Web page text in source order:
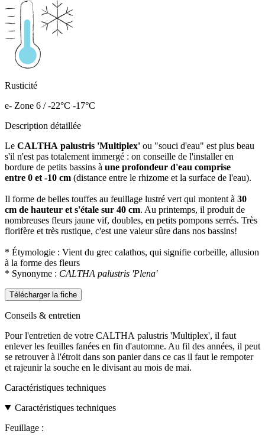
Rusticité
e- Zone 6 / -22°C -17°C
Description détaillée
Le CALTHA palustris 'Multiplex' ou "souci d'eau" est plus beau
s'il n'est pas totalement immergé : on conseille de l'installer en
bordure de petits bassins à une profondeur d'eau comprise
entre 0 et -10 cm (distance entre le rhizome et la surface de l'eau).
Il forme de belles touffes au feuillage lustré vert qui montent à 30
cm de hauteur et s'étale sur 40 cm. Au printemps, il produit de
nombreuses fleurs jaune vif, doubles, en petits pompons serrés. Très
florifère et très rustique, c'est une valeur sûre dans nos bassins!
* Étymologie : Vient du grec calathos, qui signifie corbeille, allusion
à la forme des fleurs
* Synonyme : CALTHA palustris 'Plena'
Télécharger la fiche
Conseils & entretien
Pour l'entretien de votre CALTHA palustris 'Multiplex', il faut
enlever les feuilles fanées en fin d'automne. Au fil des années, il peut
se retrouver à l'étroit dans son panier dans ce cas il faut le rempoter
et rajeunir la souche en le divisant au mois de mai.
Caractéristiques techniques
Caractéristiques techniques
Feuillage :